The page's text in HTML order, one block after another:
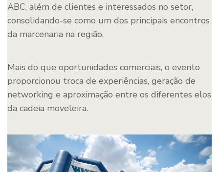
ABC, além de clientes e interessados no setor,
consolidando-se como um dos principais encontros
da marcenaria na região.
Mais do que oportunidades comerciais, o evento
proporcionou troca de experiências, geração de
networking e aproximação entre os diferentes elos
da cadeia moveleira.